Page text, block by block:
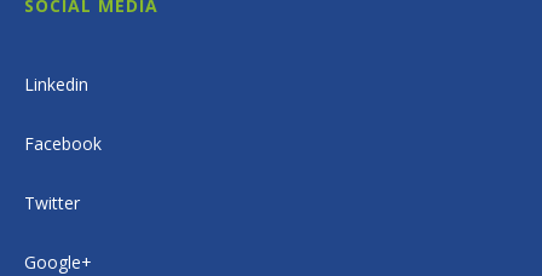
SOCIAL MEDIA
Linkedin
Facebook
Twitter
Google+